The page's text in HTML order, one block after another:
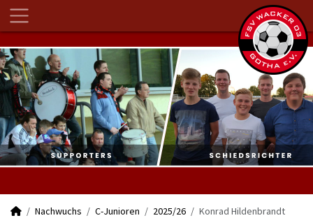
Nachwuchs C-Junioren 2025/26 Konrad Hildenbrandt